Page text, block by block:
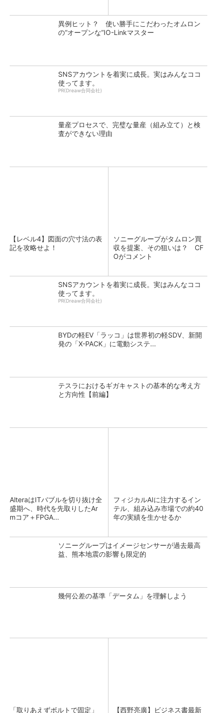
異例ヒット？ 使い勝手にこだわったオムロン
の“オープンな”IO-Linkマスター
SNSアカウントを着実に成長。実はみんなココ
使ってます。
PR(Dreaw合同会社)
量産プロセスで、完璧な量産（組み立て）と検
査ができない理由
【レベル4】図面の穴寸法の表
記を攻略せよ！
ソニーグループがタムロン買
収を提案、その狙いは？ CF
Oがコメント
SNSアカウントを着実に成長。実はみんなココ
使ってます。
PR(Dreaw合同会社)
BYDの軽EV「ラッコ」は世界初の軽SDV、新開
発の「X-PACK」に電動システ...
テスラにおけるギガキャストの基本的な考え方
と方向性【前編】
AlteraはITバブルを切り抜け全
盛期へ、時代を先取りしたAr
mコア＋FPGA...
フィジカルAIに注力するイン
テル、組み込み市場での約40
年の実績を生かせるか
ソニーグループはイメージセンサーが過去最高
益、熊本地震の影響も限定的
幾何公差の基準「データム」を理解しよう
「取りあえずボルトで固定」 【西野亮廣】ビジネス書最新